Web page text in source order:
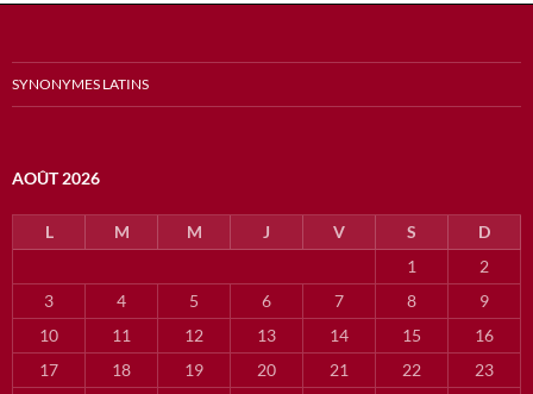
SYNONYMES LATINS
AOÛT 2026
L M M J V S
D
1
2
3
4 5 6 7 8
9
10
11 12 13 14 15
16
17
18 19 20 21 22 23